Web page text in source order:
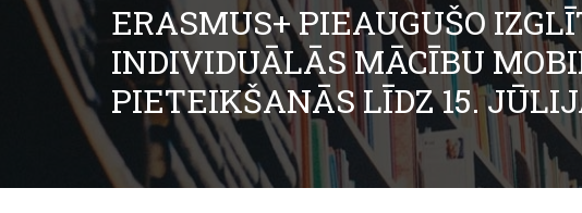
ERASMUS+ PIEAUGUŠO
INDIVIDUĀLĀS MĀCĪBU
PIETEIKŠANĀS LĪDZ 15.